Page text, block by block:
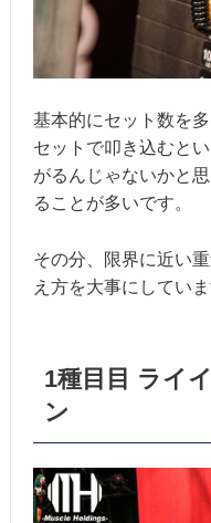
基本的にセット数を
セットで叩き込むと
がるんじゃないかと
ることが多いです。
その分、限界に近い
え方を大事にしていま
1種目目 ライ
ン